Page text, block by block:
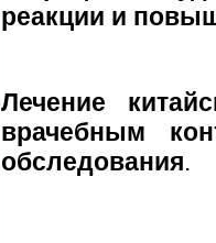
реакции и
Лечение
врачебным
обследования.